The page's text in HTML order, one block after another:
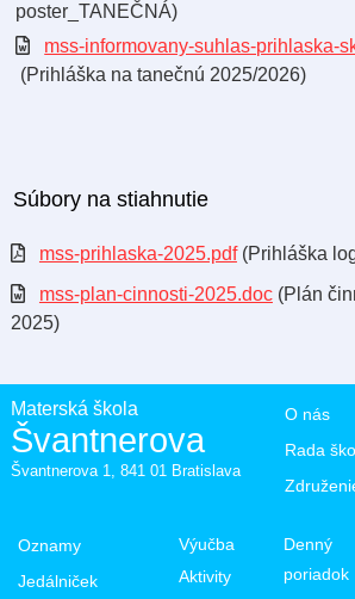
poster_TANEČNÁ)
mss-informovany-suhlas-prihlaska-
(Prihláška na tanečnú 2025/2026)
Súbory na stiahnutie
mss-prihlaska-2025.pdf(Prihláška
mss-plan-cinnosti-2025.doc(Plán
2025)
Materská škola
Švantnerova
Švantnerova 1, 841 01 Bratislava
O nás
Rada
Oznamy
Jedálniček
Výučba
Aktivity
Denný
poriadok